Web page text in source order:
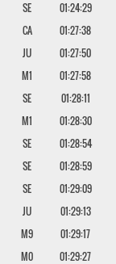
SE
01:24:29
CA
01:27:38
JU
01:27:50
M1
01:27:58
SE
01:28:11
M1
01:28:30
SE
01:28:54
SE
01:28:59
SE
01:29:09
JU
01:29:13
M9
01:29:17
M0
01:29:27